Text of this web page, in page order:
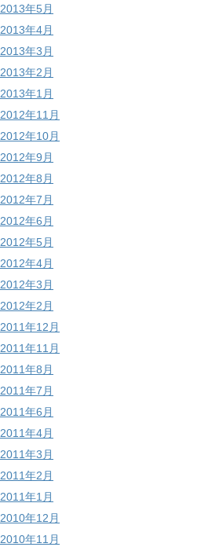
2013年5月
2013年4月
2013年3月
2013年2月
2013年1月
2012年11月
2012年10月
2012年9月
2012年8月
2012年7月
2012年6月
2012年5月
2012年4月
2012年3月
2012年2月
2011年12月
2011年11月
2011年8月
2011年7月
2011年6月
2011年4月
2011年3月
2011年2月
2011年1月
2010年12月
2010年11月